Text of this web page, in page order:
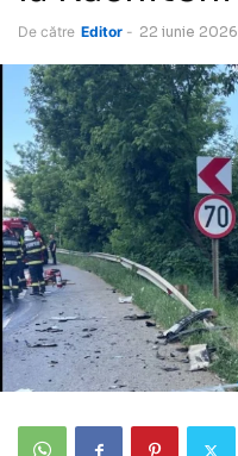
De către Editor - 22 iunie 2026